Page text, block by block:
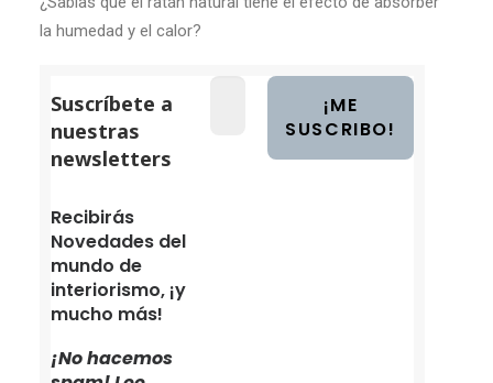
la humedad y el calor?
Suscríbete a
nuestras
newsletters
Recibirás
Novedades del
mundo de
interiorismo, ¡y
mucho más!
¡No hacemos